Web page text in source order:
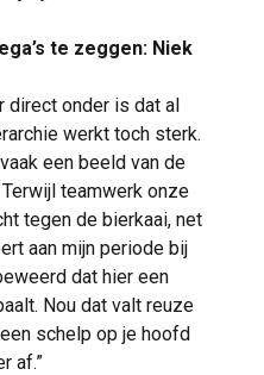
te zeggen: Niek
direct onder is dat al
werkt toch sterk.
een beeld van de
teamwerk onze
tegen de bierkaai, net
aan mijn periode bij
dat hier een
Nou dat valt reuze
schelp op je hoofd
af.”